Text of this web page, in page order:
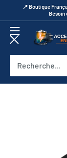
au
contenu
​📍​ Boutique
Besoin